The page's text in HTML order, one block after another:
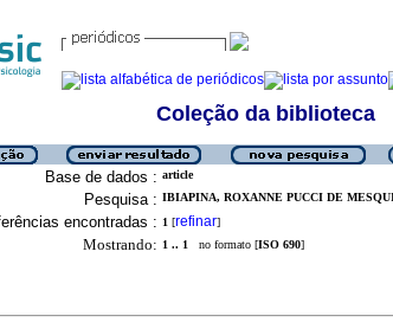
Coleção da biblioteca
Base de dados : article
Pesquisa : IBIAPINA, ROXANNE PUCCI DE
encontradas : 1 [refinar]
Mostrando: 1 .. 1 no formato [ISO 690]